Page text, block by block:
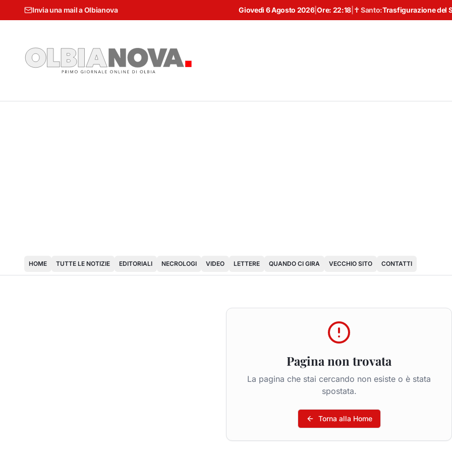
Invia una mail a Olbianova Giovedì 6 Agosto 2026 |Ore: 22:18| ✝ Santo:Trasfigurazione del
HOME TUTTE LE NOTIZIE EDITORIALI NECROLOGI VIDEO LETTERE QUANDO CI GIRA VECCHIO SITO CONTATTI
Pagina non trovata
La pagina che stai cercando non esiste o è stata
spostata.
Torna alla Home